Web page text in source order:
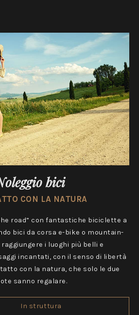
bici
CON LA NATURA
road” con fantastiche biciclette a
bici da corsa e-bike o mountain-
i luoghi più belli e
incantati, con il senso di libertà
con la natura, che solo le due
sanno regalare.
In struttura